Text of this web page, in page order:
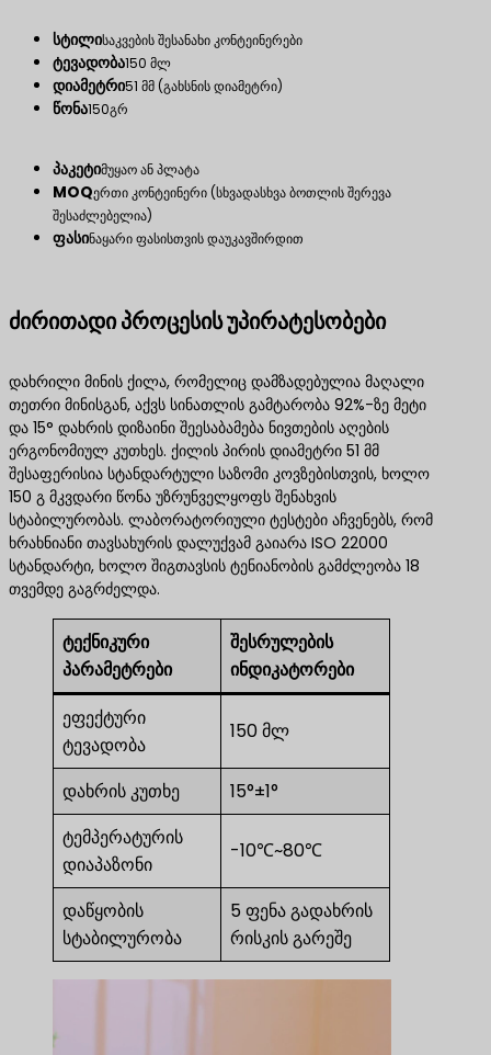
სტილისაკვების შესანახი კონტეინერები
ტევადობა150 მლ
დიამეტრი51 მმ (გახსნის დიამეტრი)
წონა150გრ
პაკეტიმუყაო ან პლატა
MOQერთი კონტეინერი (სხვადასხვა ბოთლის შერევა
შესაძლებელია)
ფასინაყარი ფასისთვის დაუკავშირდით
ძირითადი პროცესის უპირატესობები
დახრილი მინის ქილა, რომელიც დამზადებულია მაღალი
თეთრი მინისგან, აქვს სინათლის გამტარობა 92%-ზე მეტი
და 15° დახრის დიზაინი შეესაბამება ნივთების აღების
ერგონომიულ კუთხეს. ქილის პირის დიამეტრი 51 მმ
შესაფერისია სტანდარტული საზომი კოვზებისთვის, ხოლო
150 გ მკვდარი წონა უზრუნველყოფს შენახვის
სტაბილურობას. ლაბორატორიული ტესტები აჩვენებს, რომ
ხრახნიანი თავსახურის დალუქვამ გაიარა ISO 22000
სტანდარტი, ხოლო შიგთავსის ტენიანობის გამძლეობა 18
თვემდე გაგრძელდა.
ტექნიკური
პარამეტრები
შესრულების
ინდიკატორები
ეფექტური
ტევადობა
150 მლ
დახრის კუთხე
15°±1°
ტემპერატურის
დიაპაზონი
-10℃~80℃
დაწყობის
სტაბილურობა
5 ფენა გადახრის
რისკის გარეშე